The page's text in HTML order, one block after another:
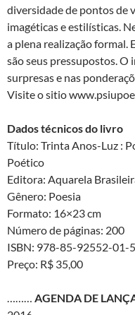
diversidade de pontos de
imagéticas e estilísticas.
a plena realização formal.
são seus pressupostos. O
surpresas e nas
Visite o sitio
Dados técnicos do livro
Título: Trinta Anos-Luz :
Poético
Editora: Aquarela
Gênero: Poesia
Formato: 16×23 cm
Número de páginas: 200
ISBN: 978-85-92552-01-5
Preço: R$ 35,00
……… AGENDA DE